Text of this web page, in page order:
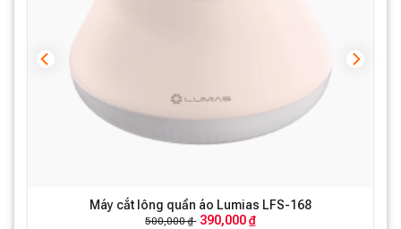
Máy cắt lông quần áo Lumias LFS-168
500,000 ₫ 390,000 ₫